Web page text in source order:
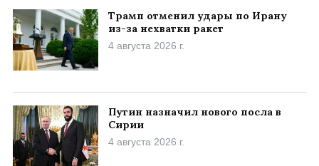
Трамп отменил удары по Ирану
из-за нехватки ракет
4 августа 2026 г.
Путин назначил нового посла в
Сирии
4 августа 2026 г.